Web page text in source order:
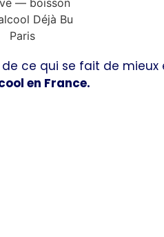
de ce qui se fait de mieux
en France.